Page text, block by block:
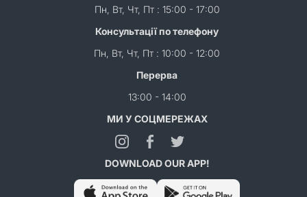
Пн, Вт, Чт, Пт : 15:00 - 17:00
Консультації по телефону
Пн, Вт, Чт, Пт : 10:00 - 12:00
Перерва
13:00 - 14:00
МИ У СОЦМЕРЕЖАХ
DOWNLOAD OUR APP!